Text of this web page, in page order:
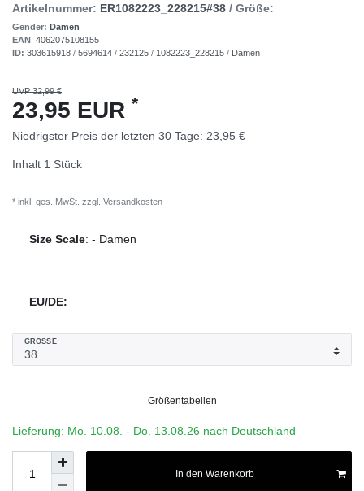
Artikelnummer: ER1082223_228215#38 / Größe:
Gender: Damen
EAN: 4062075108155
ID: 303615918 / 5694614 / 232125 / 1082223_228215 / Damen
UVP 32,99 €
23,95 EUR *
Niedrigster Preis der letzten 30 Tage: 23,95 €
Inhalt 1 Stück
* inkl. ges. MwSt. zzgl. Versandkosten
Size Scale: - Damen
EU/DE:
GRÖSSE
Größentabellen
Lieferung: Mo. 10.08. - Do. 13.08.26 nach Deutschland
In den Warenkorb